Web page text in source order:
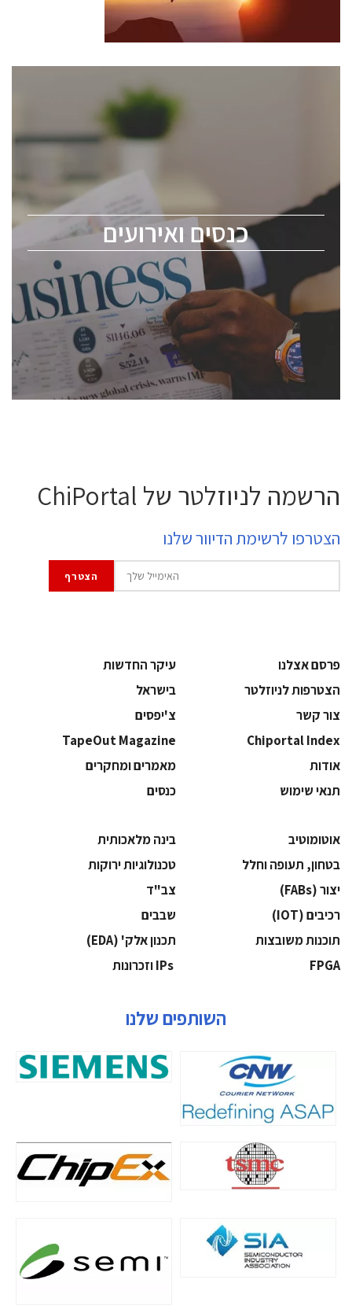
כנסים ואירועים
כנסים ואירועים
לכל העוסקים בתעשיית הסמיקונדקטור כולל מהנדסים,
ChipEx2026 will be held on May 12-13, 2026. The
conference is intended for everyone involved in the
semiconductor industry, including engineers,
professional experts, and senior executives.
לחץ לפרטים
הרשמה לניוזלטר של ChiPortal
הצטרפו לרשימת הדיוור שלנו
פרסם אצלנו
עיקר החדשות
הצטרפות לניוזלטר
בישראל
צור קשר
צ'יפסים
Chiportal Index
TapeOut Magazine
אודות
מאמרים ומחקרים
תנאי שימוש
כנסים
אוטומוטיב
בינה מלאכותית
בטחון, תעופה וחלל
‫טכנולוגיות ירוקות‬
‫יצור (‪(FABs‬‬
‫צב"ד‬
‫רכיבים‬ (IOT)
‫שבבים‬
‫תוכנות משובצות‬
‫תכנון אלק' (‪(EDA‬‬
‫‪FPGA‬‬
השותפים שלנו